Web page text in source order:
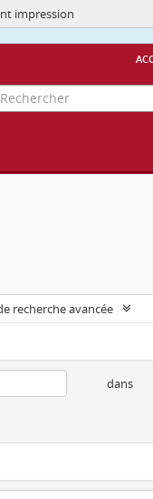
cookiesMore Info.
impression
recherche avancée
dans